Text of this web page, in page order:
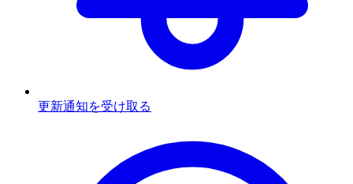
更新通知を受け取る